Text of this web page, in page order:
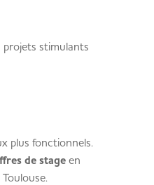
projets stimulants
plus fonctionnels.
de stageen